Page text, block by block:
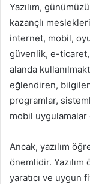
Yazılım,
kazançlı
internet, mobil,
güvenlik, e-
alanda
eğlendiren,
programlar,
mobil
Ancak, yazılım
önemlidir.
yaratıcı ve uygun